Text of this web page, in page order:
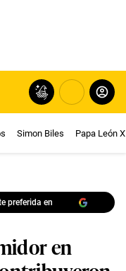
Simon Biles Papa León
preferida en
en